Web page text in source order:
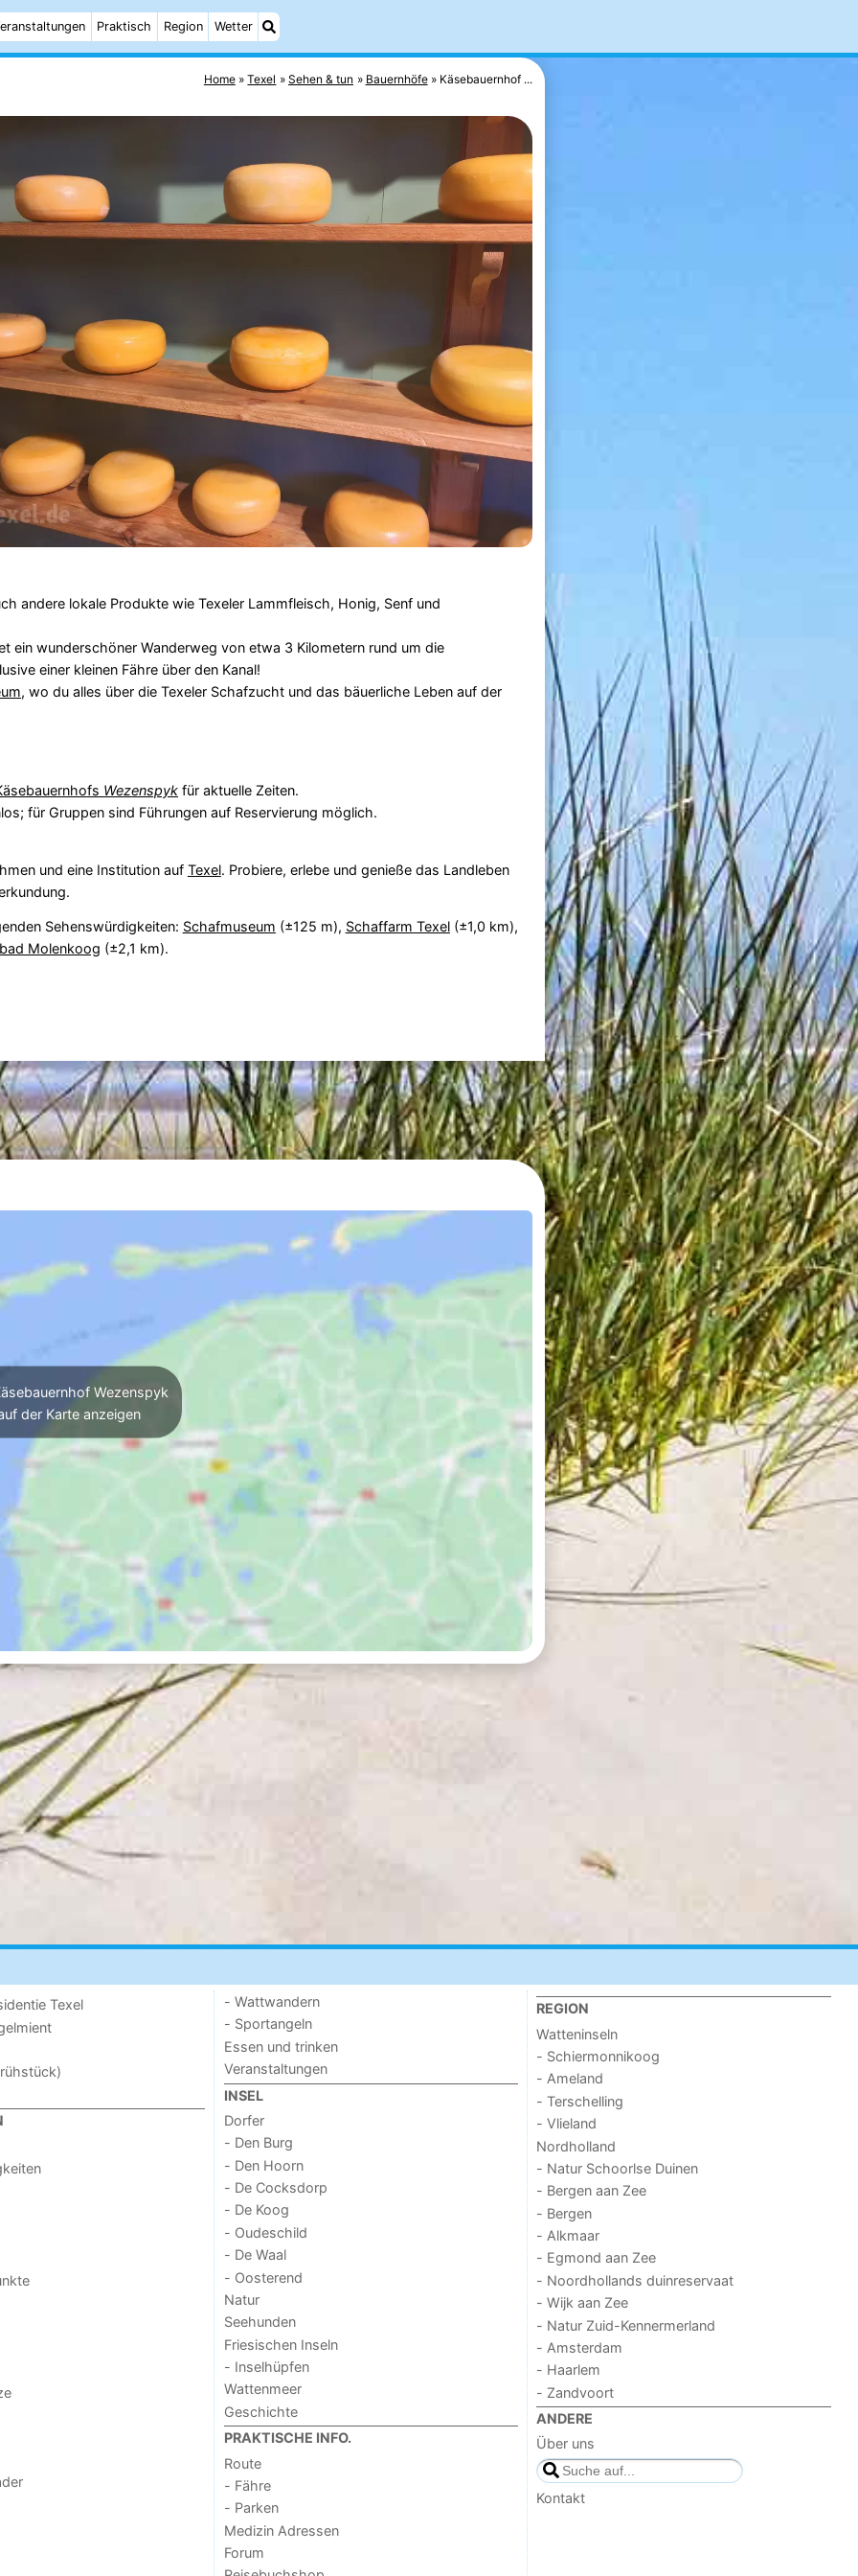
Praktisch Region Wetter
Home Texel Sehen & tun Bauernhöfe Käsebauernhof ...
andere lokale Produkte wie Texeler Lammfleisch, Honig, Senf und
ein wunderschöner Wanderweg von etwa 3 Kilometern rund um die
einer kleinen Fähre über den Kanal!
, wo du alles über die Texeler Schafzucht und das bäuerliche Leben auf der
Wezenspykfür aktuelle Zeiten.
für Gruppen sind Führungen auf Reservierung möglich.
und eine Institution auf Texel. Probiere, erlebe und genieße das Landleben
Sehenswürdigkeiten: Schafmuseum (±125 m), Schaffarm Texel(±1,0 km),
Molenkoog (±2,1 km).
Wezenspyk
der Karte anzeigen
Texel
- Wattwandern
- Sportangeln
Essen und trinken
Veranstaltungen
INSEL
Dorfer
- Den Burg
- Den Hoorn
- De Cocksdorp
- De Koog
- Oudeschild
- De Waal
- Oosterend
Natur
Seehunden
Friesischen Inseln
- Inselhüpfen
Wattenmeer
Geschichte
PRAKTISCHE INFO.
Route
- Fähre
- Parken
Medizin Adressen
Forum
REGION
Watteninseln
- Schiermonnikoog
- Ameland
- Terschelling
- Vlieland
Nordholland
- Natur Schoorlse Duinen
- Bergen aan Zee
- Bergen
- Alkmaar
- Egmond aan Zee
- Noordhollands duinreservaat
- Wijk aan Zee
- Natur Zuid-Kennermerland
- Amsterdam
- Haarlem
- Zandvoort
ANDERE
Über uns
Kontakt